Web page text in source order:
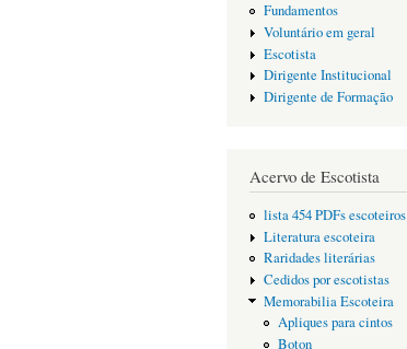
Fundamentos
Voluntário em geral
Escotista
Dirigente Institucional
Dirigente de Formação
Acervo de Escotista
lista 454 PDFs escoteiros
Literatura escoteira
Raridades literárias
Cedidos por escotistas
Memorabilia Escoteira
Apliques para cintos
Boton